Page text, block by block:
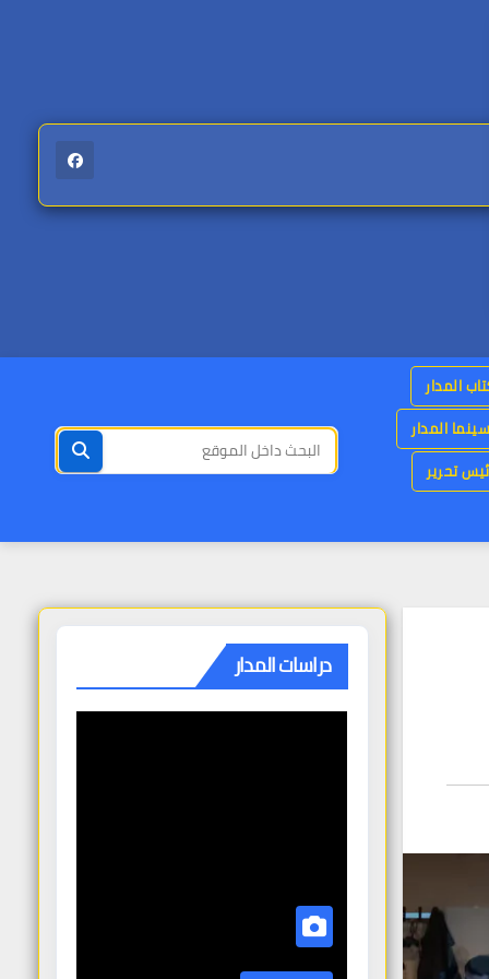
المدار
سينما المدار
تحرير
دراسات المدار